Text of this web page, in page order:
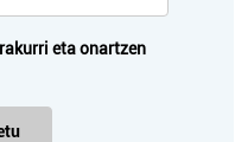
eta onartzen